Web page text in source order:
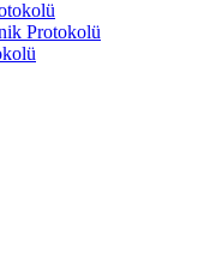
Protokolü